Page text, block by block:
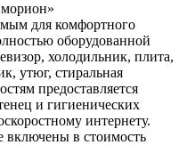
для комфортного
оборудованной
холодильник, плита,
утюг, стиральная
предоставляется
и гигиенических
интернету.
включены в стоимость